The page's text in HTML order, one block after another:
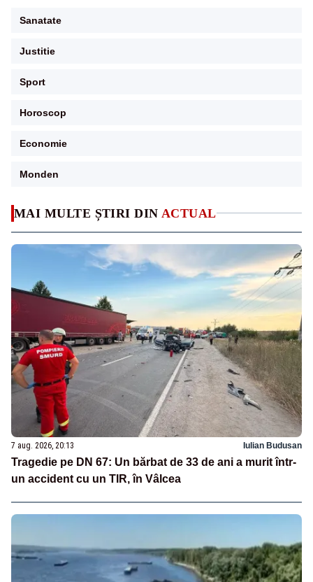
MAI MULTE ȘTIRI DIN ACTUAL
7 aug. 2026, 20:13 Iulian Budusan
Tragedie pe DN 67: Un bărbat de 33 de ani a murit într-
un accident cu un TIR, în Vâlcea
Sanatate
Justitie
Sport
Horoscop
Economie
Monden